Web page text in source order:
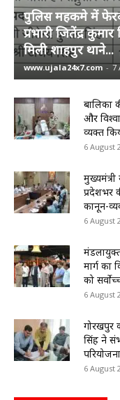
पुलिस महकमे में
प्रभारी जितेंद्र
मिली शाहपुर थाने...
www.ujala24x7.com - 7
बालिका
और
व्यक्त
6 August
मुख्यमंत्री
प्रदेशभर
कानून-
6 August
मार्ग का
को
6 August
गोरखपुर
सिंह ने
6 August